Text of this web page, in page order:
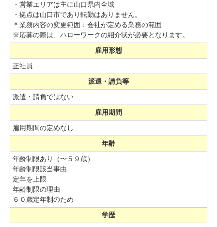
・営業エリアは主に山口県内全域
・拠点は山口市であり転勤はありません。
＊業務内容の変更範囲：会社が定める業務の範囲
※応募の際は、ハローワークの紹介状が必要となります。
雇用形態
正社員
派遣・請負等
派遣・請負ではない
雇用期間
雇用期間の定めなし
年齢
年齢制限あり（〜５９歳）
年齢制限該当事由
定年を上限
年齢制限の理由
６０歳定年制のため
学歴